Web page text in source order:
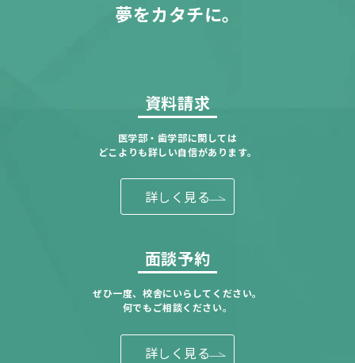
夢をカタチに。
資料請求
医学部・歯学部に関しては
どこよりも詳しい自信があります。
詳しく見る
面談予約
ぜひ一度、校舎にいらしてください。
何でもご相談ください。
詳しく見る